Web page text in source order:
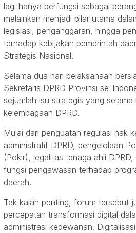
lagi hanya berfungsi sebagai
melainkan menjadi pilar utama
legislasi, penganggaran, hingga
terhadap kebijakan pemerintah
Strategis Nasional.
Selama dua hari pelaksanaan
Sekretaris DPRD Provinsi se-
sejumlah isu strategis yang
kelembagaan DPRD.
Mulai dari penguatan regulasi hak
administratif DPRD, pengelolaan
(Pokir), legalitas tenaga ahli
fungsi pengawasan terhadap
daerah.
Tak kalah penting, forum tersebut
percepatan transformasi digital
administrasi kedewanan.